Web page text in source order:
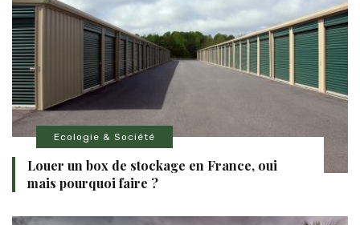
Ecologie & Société
Louer un box de stockage en France, oui
mais pourquoi faire ?